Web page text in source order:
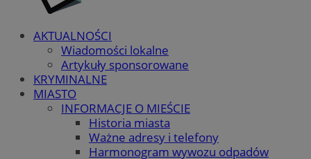
AKTUALNOŚCI
Wiadomości lokalne
Artykuły sponsorowane
KRYMINALNE
MIASTO
INFORMACJE O MIEŚCIE
Historia miasta
Ważne adresy i telefony
Harmonogram wywozu odpadów